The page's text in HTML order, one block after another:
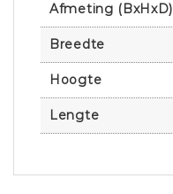
Afmeting (BxHxD)
Breedte
Hoogte
Lengte